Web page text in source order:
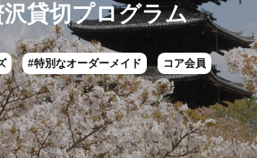
貸切プログラム
#特別なオーダーメイド コア会員